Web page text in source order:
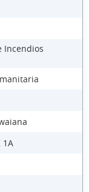
Incendios
1A